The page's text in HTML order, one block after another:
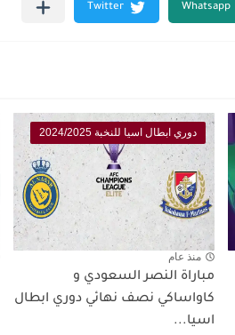
دوري ابطال اسيا للنخبة 2024/2025
منذ عام
مباراة النصر السعودي و
كاواساكي نصف نهائي دوري ابطال
اسيا...